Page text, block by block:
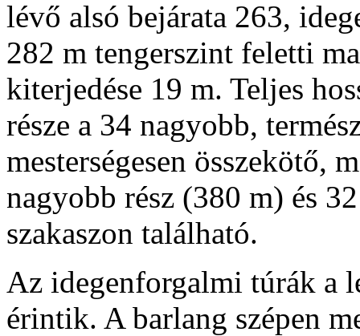
lévő alsó bejárata 263,
282 m tengerszint feletti
kiterjedése 19 m. Teljes
része a 34 nagyobb,
mesterségesen összekötő,
nagyobb rész (380 m) és
szakaszon található.
Az idegenforgalmi túrák a
érintik. A barlang szépen